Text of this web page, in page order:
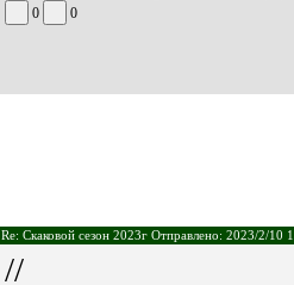
0 0
Re: Скаковой сезон 2023г Отправлено: 2023/2/10
//